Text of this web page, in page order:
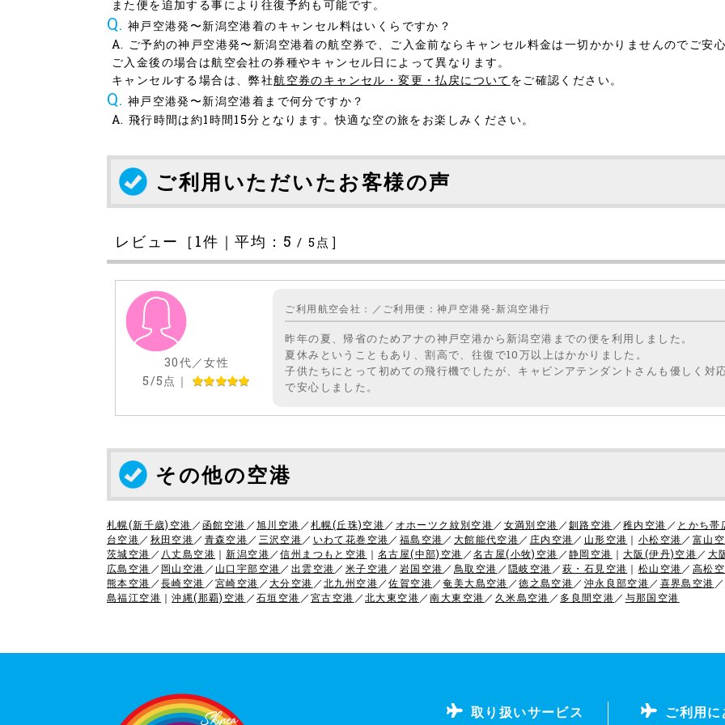
また便を追加する事により往復予約も可能です。
神戸空港発〜新潟空港着のキャンセル料はいくらですか？
ご予約の神戸空港発〜新潟空港着の航空券で、ご入金前ならキャンセル料金は一切かかりませんのでご安心
ご入金後の場合は航空会社の券種やキャンセル日によって異なります。
キャンセルする場合は、弊社航空券のキャンセル・変更・払戻について をご確認ください。
神戸空港発〜新潟空港着まで何分ですか？
飛行時間は約1時間15分となります。快適な空の旅をお楽しみください。
ご利用いただいたお客様の声
レビュー［ 1件｜平均： 5 /5 点 ］
30代／女性
5/5点｜
ご利用航空会社：／ご利用便：神戸空港発-新潟空港行
昨年の夏、帰省のためアナの神戸空港から新潟空港までの便を利用しました。
夏休みということもあり、割高で、往復で10万以上はかかりました。
子供たちにとって初めての飛行機でしたが、キャビンアテンダントさんも優しく対
で安心しました。
その他の空港
札幌(新千歳)空港 ／函館空港 ／旭川空港 ／札幌(丘珠)空港 ／ オホーツク紋別空港 ／ 女満別空港 ／釧路空港 ／稚内空港 ／ とかち帯
台空港 ／ 秋田空港 ／ 青森空港 ／ 三沢空港 ／ いわて花巻空港 ／ 福島空港 ／ 大館能代空港 ／ 庄内空港 ／ 山形空港 ｜ 小松空港 ／ 富山
茨城空港 ／ 八丈島空港 ｜新潟空港 ／信州まつもと空港 ｜名古屋(中部)空港 ／名古屋(小牧)空港 ／静岡空港 ｜大阪(伊丹)空港 ／ 大
広島空港 ／ 岡山空港 ／ 山口宇部空港 ／ 出雲空港 ／ 米子空港 ／ 岩国空港 ／ 鳥取空港 ／隠岐空港 ／萩・石見空港 ｜ 松山空港 ／ 高松
熊本空港 ／長崎空港 ／宮崎空港 ／大分空港 ／北九州空港 ／佐賀空港 ／奄美大島空港 ／徳之島空港 ／ 沖永良部空港 ／ 喜界島空港 ／
島福江空港 ｜沖縄(那覇)空港 ／石垣空港 ／宮古空港 ／北大東空港 ／南大東空港 ／ 久米島空港 ／ 多良間空港 ／ 与那国空港
取り扱いサービス ご利用に